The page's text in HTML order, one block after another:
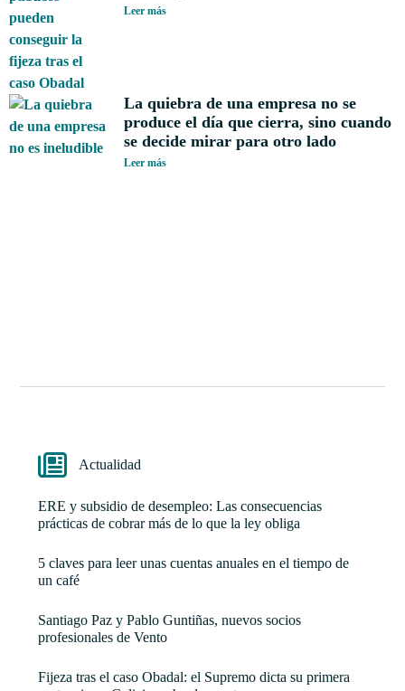
Leer más
La quiebra de una empresa no se
produce el día que cierra, sino cuando
se decide mirar para otro lado
Leer más
Actualidad
ERE y subsidio de desempleo: Las consecuencias
prácticas de cobrar más de lo que la ley obliga
5 claves para leer unas cuentas anuales en el tiempo de
un café
Santiago Paz y Pablo Guntiñas, nuevos socios
profesionales de Vento
Fijeza tras el caso Obadal: el Supremo dicta su primera